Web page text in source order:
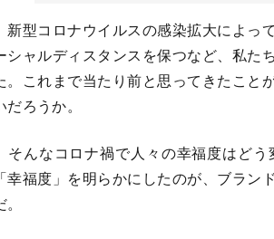
新型コロナウイルスの感染拡大によっ
シャルディスタンスを保つなど、私た
。これまで当たり前と思ってきたこと
だろうか。
そんなコロナ禍で人々の幸福度はど
「幸福度」を明らかにしたのが、ブラン